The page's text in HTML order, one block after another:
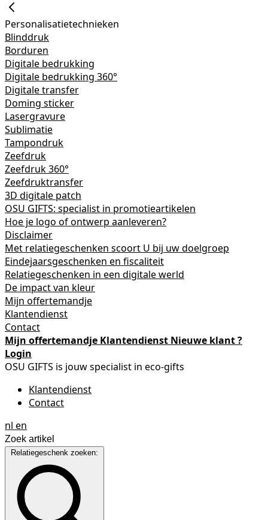
Personalisatietechnieken
Blinddruk
Borduren
Digitale bedrukking
Digitale bedrukking 360°
Digitale transfer
Doming sticker
Lasergravure
Sublimatie
Tampondruk
Zeefdruk
Zeefdruk 360°
Zeefdruktransfer
3D digitale patch
OSU GIFTS: specialist in promotieartikelen
Hoe je logo of ontwerp aanleveren?
Disclaimer
Met relatiegeschenken scoort U bij uw doelgroep
Eindejaarsgeschenken en fiscaliteit
Relatiegeschenken in een digitale werld
De impact van kleur
Mijn offertemandje
Klantendienst
Contact
Mijn offertemandje Klantendienst Nieuwe klant ?
Login
OSU GIFTS is jouw specialist in eco-gifts
Klantendienst
Contact
nl en
Relatiegeschenk zoeken: